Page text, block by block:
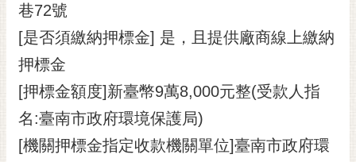
巷72號
[是否須繳納押標金] 是，且提供廠商線上繳納
押標金
[押標金額度]新臺幣9萬8,000元整(受款人指
名:臺南市政府環境保護局)
[機關押標金指定收款機關單位]臺南市政府環